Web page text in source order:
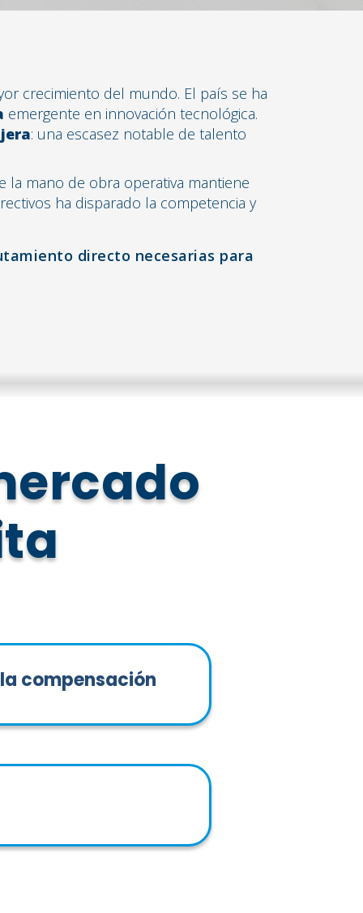
crecimiento del mundo. El país se ha
emergente en innovación tecnológica.
: una escasez notable de talento
la mano de obra operativa mantiene
ha disparado la competencia y
directo necesarias para
compensación